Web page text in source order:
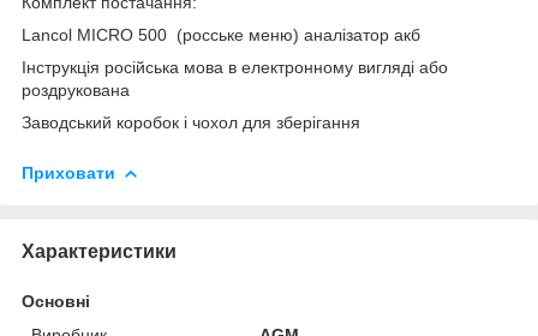
Lancol MICRO 500 (росське меню) аналізатор акб
Інструкція російська мова в електронному вигляді або
роздрукована
Заводський коробок і чохол для зберігання
Приховати
Характеристики
Основні